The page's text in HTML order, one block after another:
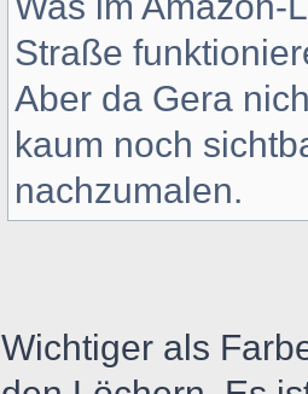
Straße
Aber da Gera
kaum noch
nachzumalen.
Wichtiger als